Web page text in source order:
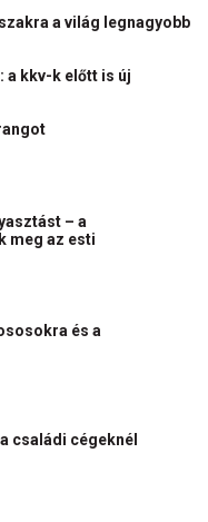
a világ legnagyobb
kkv-k előtt is új
– a
meg az esti
és a
családi cégeknél